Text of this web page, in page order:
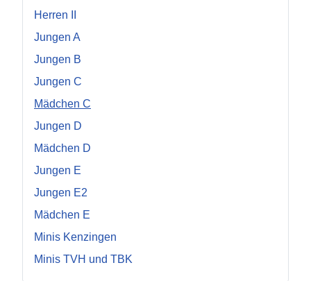
Herren II
Jungen A
Jungen B
Jungen C
Mädchen C
Jungen D
Mädchen D
Jungen E
Jungen E2
Mädchen E
Minis Kenzingen
Minis TVH und TBK